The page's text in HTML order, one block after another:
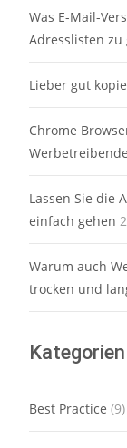
Was E-Mail-
Adresslisten zu
Lieber gut
Chrome
Lassen Sie die
einfach gehen
Warum auch
trocken und
Kategorien
Best Practice (9)